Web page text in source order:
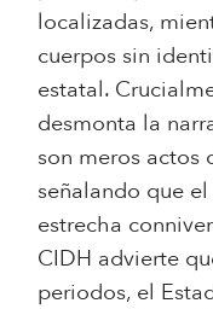
localizadas,
cuerpos sin
estatal.
desmonta la
son meros actos
señalando que
estrecha
CIDH advierte
periodos, el